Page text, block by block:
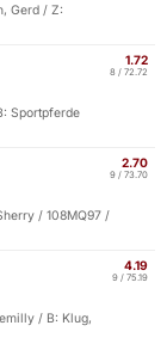
Gerd / Z:
1.72
8 / 72.72
Sportpferde
2.70
9 / 73.70
/ 108MQ97 /
4.19
9 / 75.19
/ B: Klug,